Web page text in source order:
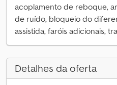
acoplamento de reboque,
de ruído, bloqueio do
assistida, faróis adicionais,
Detalhes da oferta